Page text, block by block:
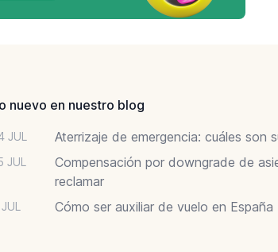
nuevo en nuestro blog
JUL Aterrizaje de emergencia: cuáles son
JUL
Compensación por downgrade de
reclamar
Cómo ser auxiliar de vuelo en España